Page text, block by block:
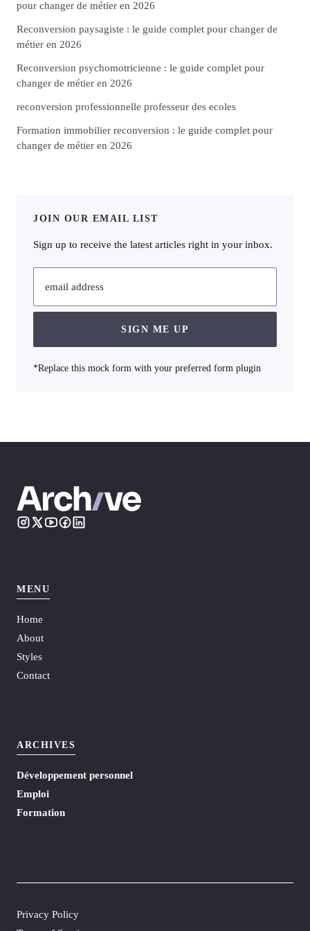
pour changer de métier en 2026
Reconversion paysagiste : le guide complet pour changer de
métier en 2026
Reconversion psychomotricienne : le guide complet pour
changer de métier en 2026
reconversion professionnelle professeur des ecoles
Formation immobilier reconversion : le guide complet pour
changer de métier en 2026
JOIN OUR EMAIL LIST
Sign up to receive the latest articles right in your inbox.
email address
SIGN ME UP
*Replace this mock form with your preferred form plugin
MENU
Home
About
Styles
Contact
ARCHIVES
Développement personnel
Emploi
Formation
Privacy Policy